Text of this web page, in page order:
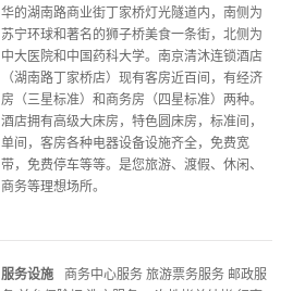
华的湖南路商业街丁家桥灯光隧道内，南侧为
苏宁环球和著名的狮子桥美食一条街，北侧为
中大医院和中国药科大学。南京清沐连锁酒店
（湖南路丁家桥店）现有客房近百间，有经济
房（三星标准）和商务房（四星标准）两种。
酒店拥有高级大床房，特色圆床房，标准间，
单间，客房各种电器设备设施齐全，免费宽
带，免费停车等等。是您旅游、渡假、休闲、
商务等理想场所。
服务设施 商务中心服务 旅游票务服务 邮政服